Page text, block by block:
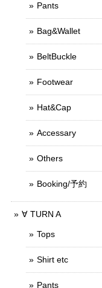
Pants
Bag&Wallet
BeltBuckle
Footwear
Hat&Cap
Accessary
Others
Booking/予約
∀ TURN A
Tops
Shirt etc
Pants